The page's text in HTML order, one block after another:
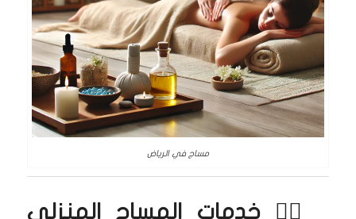
مساج في الرياض
💆‍♀️ خدمات المساج المنزلي